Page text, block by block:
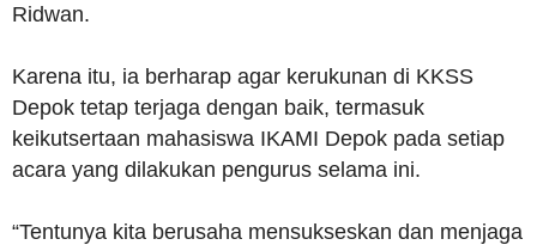
Ridwan.
Karena itu, ia berharap agar kerukunan di KKSS
Depok tetap terjaga dengan baik, termasuk
keikutsertaan mahasiswa IKAMI Depok pada setiap
acara yang dilakukan pengurus selama ini.
“Tentunya kita berusaha mensukseskan dan menjaga